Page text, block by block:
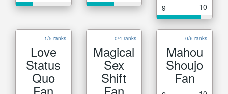
9 10
1/5 ranks
Love
Status
Quo
0/4 ranks
Magical
Sex
Shift
0/6 ranks
Mahou
Shoujo
Fan